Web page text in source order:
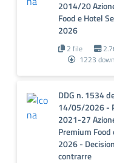
2014/20
Food e Hotel
2026
2 file
1223
DDG n. 1534
14/05/2026 -
2021-27
Premium Food
2026 -
contrarre